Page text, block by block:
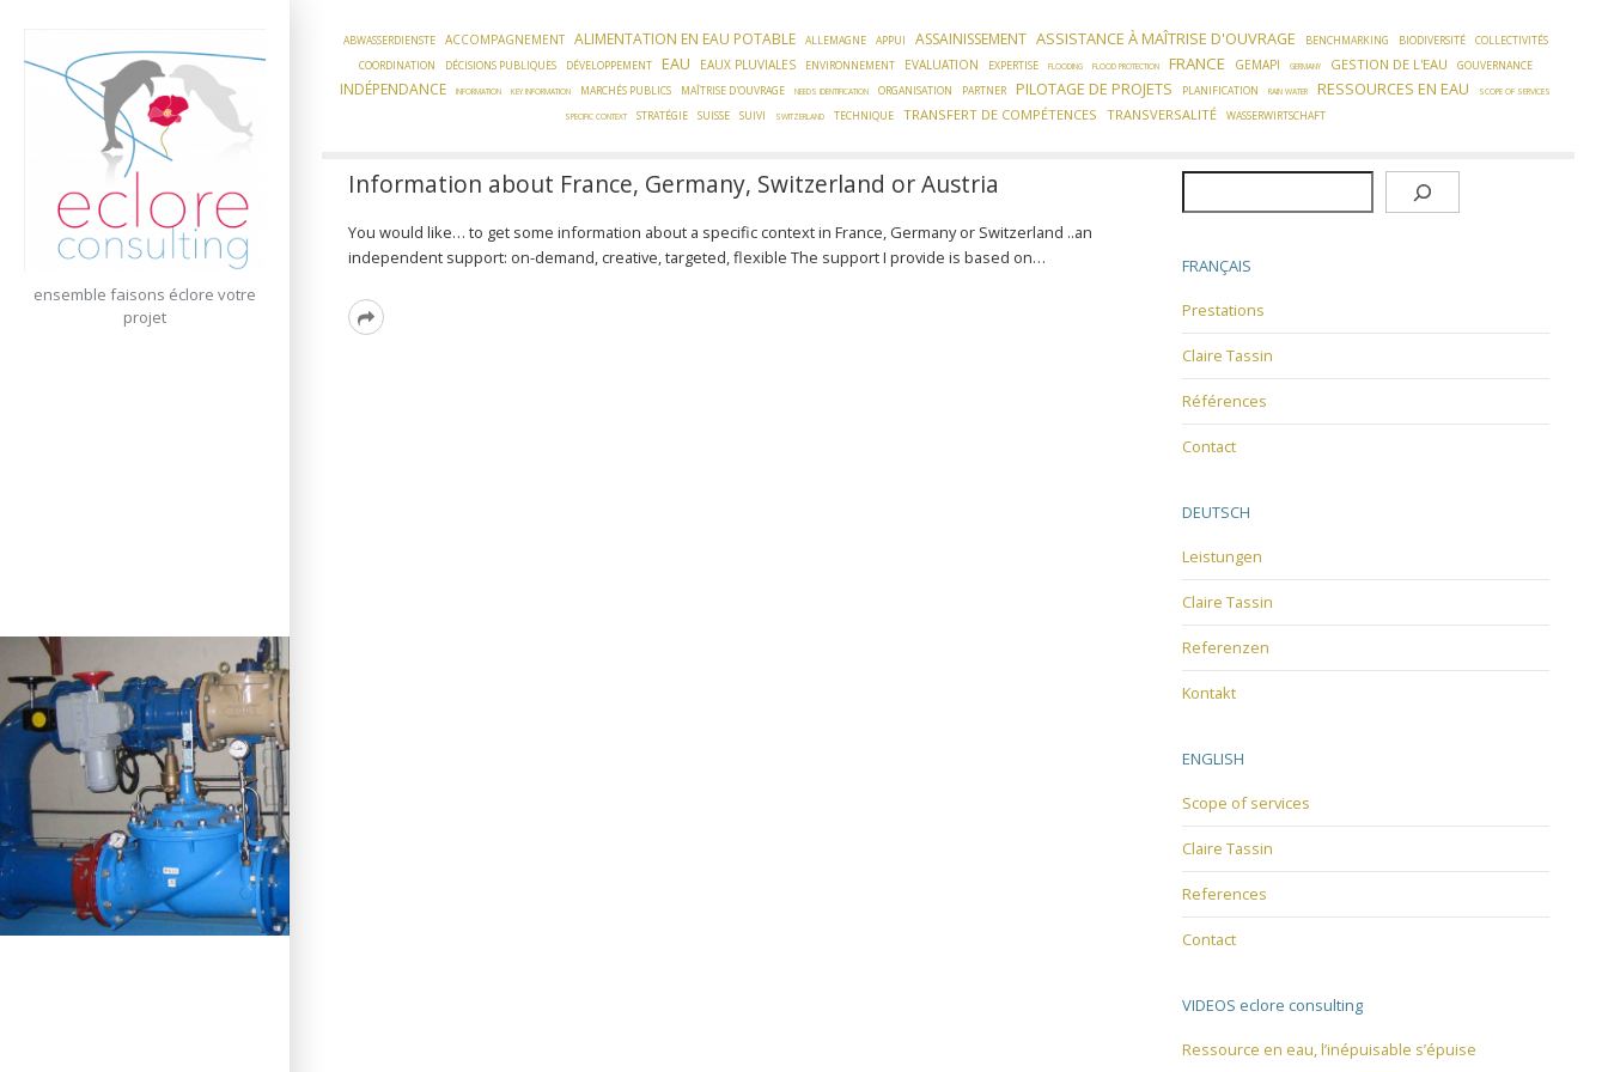
content
ensemble faisons éclore votre
projet
ABWASSERDIENSTE ACCOMPAGNEMENT ALIMENTATION EN EAU POTABLE ALLEMAGNE APPUI ASSAINISSEMENT ASSISTANCE À MAÎTRISE D'OUVRAGE BENCHMARKING BIODIVERSITÉ
COLLECTIVITÉS
COORDINATION
DÉCISIONS PUBLIQUES DÉVELOPPEMENT EAU EAUX PLUVIALES ENVIRONNEMENT EVALUATION EXPERTISE FLOODING FLOOD PROTECTION FRANCE GEMAPI GERMANY GESTION DE L'EAU GOUVERNANCE
INDÉPENDANCE INFORMATION KEY INFORMATION MARCHÉS PUBLICS MAÎTRISE D'OUVRAGE NEEDS IDENTIFICATION ORGANISATION PARTNER PILOTAGE DE PROJETS PLANIFICATION RAIN WATER RESSOURCES EN EAU SCOPE OF SERVICES
SPECIFIC CONTEXT STRATÉGIE SUISSE SUIVI SWITZERLAND TECHNIQUE TRANSFERT DE COMPÉTENCES TRANSVERSALITÉ WASSERWIRTSCHAFT
Information about France, Germany, Switzerland or Austria
You would like… to get some information about a specific context in France, Germany or Switzerland ..an
independent support: on-demand, creative, targeted, flexible The support I provide is based on…
Read
FRANÇAIS
Prestations
Claire Tassin
Références
Contact
DEUTSCH
Leistungen
Claire Tassin
Referenzen
Kontakt
ENGLISH
Scope of services
Claire Tassin
References
Contact
VIDEOS eclore consulting
Ressource en eau, l’inépuisable s’épuise